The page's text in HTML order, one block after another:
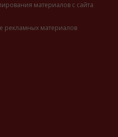
материалов с сайта
рекламных материалов